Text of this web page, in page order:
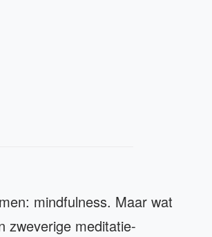
mindfulness. Maar wat
zweverige meditatie-